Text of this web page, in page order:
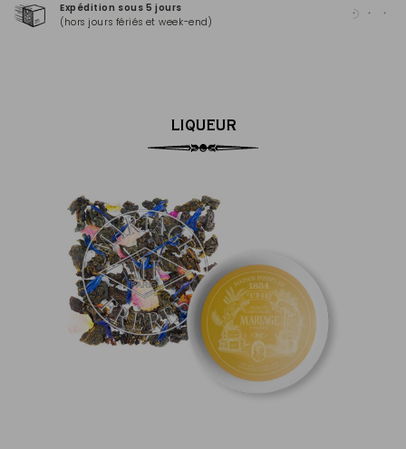
Expédition sous 5 jours
(hors jours fériés et week-end)
LIQUEUR